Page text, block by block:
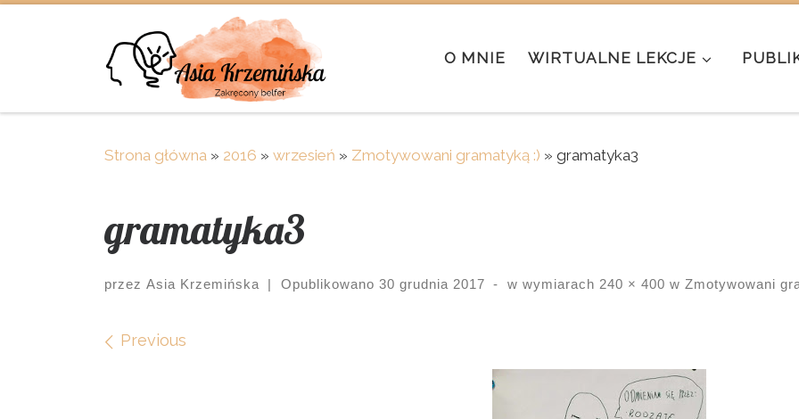
O MNIE WIRTUALNE LEKCJE
Strona główna » 2016 » wrzesień » Zmotywowani gramatyką :) » gramatyka3
gramatyka3
przez Asia Krzemińska | Opublikowano 30 grudnia 2017 - w wymiarach 240 × 400 w Zmotywowani
Images navigation
Previous